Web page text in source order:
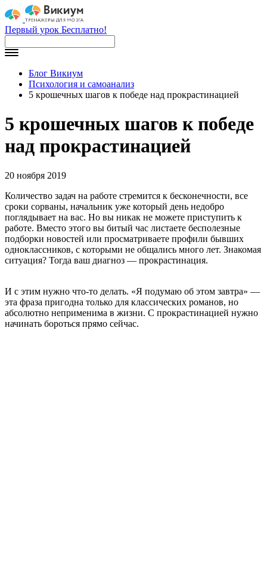
Первый урок Бесплатно!
Блог Викиум
Психология и самоанализ
5 крошечных шагов к победе над прокрастинацией
5 крошечных шагов к победе
над прокрастинацией
20 ноября 2019
Количество задач на работе стремится к бесконечности, все
сроки сорваны, начальник уже который день недобро
поглядывает на вас. Но вы никак не можете приступить к
работе. Вместо этого вы битый час листаете бесполезные
подборки новостей или просматриваете профили бывших
одноклассников, с которыми не общались много лет. Знакомая
ситуация? Тогда ваш диагноз — прокрастинация.
И с этим нужно что-то делать. «Я подумаю об этом завтра» —
эта фраза пригодна только для классических романов, но
абсолютно неприменима в жизни. С прокрастинацией нужно
начинать бороться прямо сейчас.